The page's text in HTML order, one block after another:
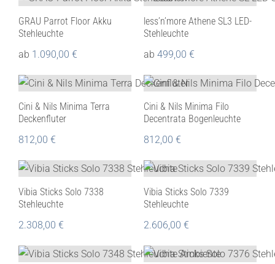
GRAU Parrot Floor Akku
Stehleuchte
ab 1.090,00 €
less’n’more Athene SL3 LED-
Stehleuchte
ab 499,00 €
Cini & Nils Minima Terra
Deckenfluter
812,00 €
Cini & Nils Minima Filo
Decentrata Bogenleuchte
812,00 €
Vibia Sticks Solo 7338
Stehleuchte
2.308,00 €
Vibia Sticks Solo 7339
Stehleuchte
2.606,00 €